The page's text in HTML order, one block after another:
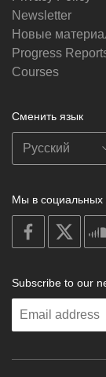
Newsletter
Новые
Progress
Courses
Сменить язык
Мы в социальных
on
facebook
Subscribe to our
Enter